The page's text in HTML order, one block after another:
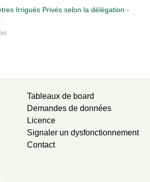
Irrigués Privés selon la délégation -
Tableaux de board
Demandes de données
Licence
Signaler un dysfonctionnement
Contact